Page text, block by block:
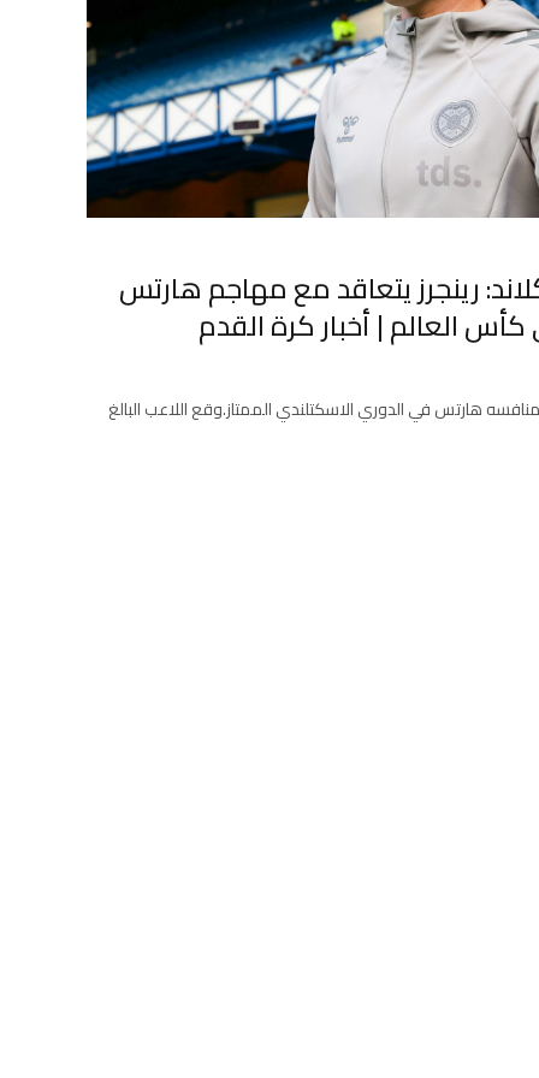
رينجرز يتعاقد مع مهاجم هارتس
العالم | أخبار كرة القدم
هارتس في الدوري الاسكتلندي الممتاز.وقع اللاعب البالغ